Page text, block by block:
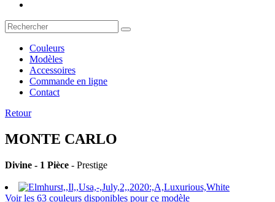
Couleurs
Modèles
Accessoires
Commande en ligne
Contact
Retour
MONTE CARLO
Divine - 1 Pièce - Prestige
Voir les 63 couleurs disponibles pour ce modèle